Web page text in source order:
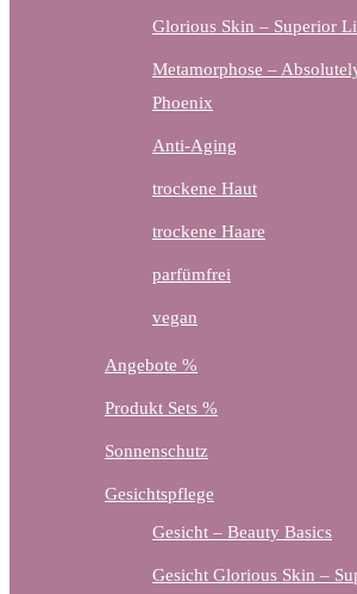
Glorious Skin – Superior
Metamorphose –
Phoenix
Anti-Aging
trockene Haut
trockene Haare
parfümfrei
vegan
Angebote %
Produkt Sets %
Sonnenschutz
Gesichtspflege
Gesicht – Beauty Basics
Gesicht Glorious Skin –